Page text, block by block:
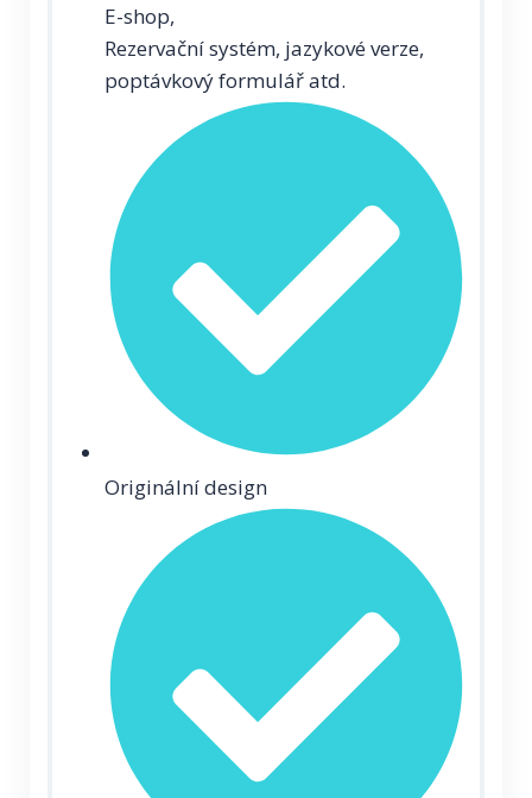
E-shop,
Rezervační systém, jazykové verze,
poptávkový formulář atd.
Originální design